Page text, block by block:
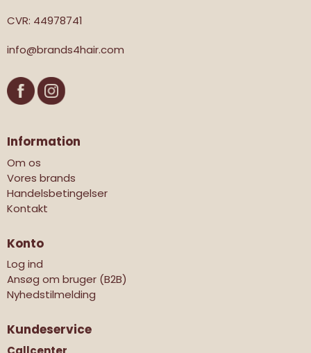
CVR: 44978741
info@brands4hair.com
Information
Om os
Vores brands
Handelsbetingelser
Kontakt
Konto
Log ind
Ansøg om bruger (B2B)
Nyhedstilmelding
Kundeservice